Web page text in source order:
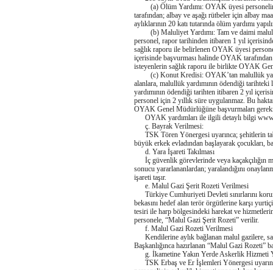
(a) Ölüm Yardımı: OYAK üyesi personelin
tarafından; albay ve aşağı rütbeler için albay
aylıklarının 20 katı tutarında ölüm yardımı
(b) Maluliyet Yardımı: Tam ve daimi malul
personel, rapor tarihinden itibaren 1 yıl
sağlık raporu ile belirlenen OYAK üyesi
içerisinde başvurması halinde OYAK
isteyenlerin sağlık raporu ile birlikte OYAK
(c) Konut Kredisi: OYAK’tan malullük
alanlara, malullük yardımının ödendiği
yardımının ödendiği tarihten itibaren 2 yıl
personel için 2 yıllık süre uygulanmaz. Bu
OYAK Genel Müdürlüğüne başvurmaları
OYAK yardımları ile ilgili detaylı bilgi
ç. Bayrak Verilmesi:
TSK Tören Yönergesi uyarınca; şehitlerin
büyük erkek evladından başlayarak çocukları,
d. Yara İşareti Takılması
İç güvenlik görevlerinde veya kaçakçılığın
sonucu yararlananlardan; yaralandığını
işareti taşır.
e. Malul Gazi Şerit Rozeti Verilmesi
Türkiye Cumhuriyeti Devleti sınırlarını
bekasını hedef alan terör örgütlerine karşı
tesiri ile harp bölgesindeki harekat ve
personele, “Malul Gazi Şerit Rozeti” verilir.
f. Malul Gazi Rozeti Verilmesi
Kendilerine aylık bağlanan malul gazilere,
Başkanlığınca hazırlanan “Malul Gazi Rozeti”
g. İkametine Yakın Yerde Askerlik Hizmeti
TSK Erbaş ve Er İşlemleri Yönergesi